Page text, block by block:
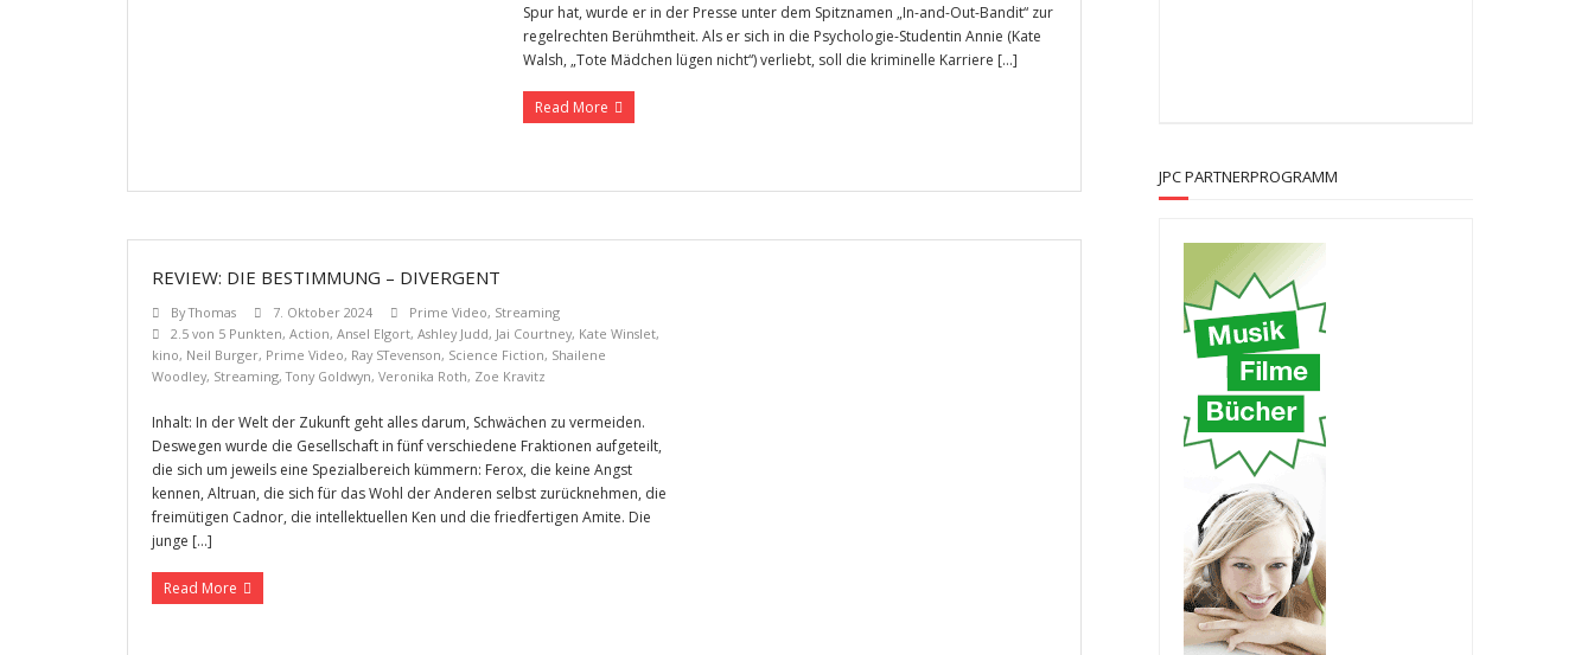
Spur hat, wurde er in der Presse unter dem Spitznamen „In-and-Out-Bandit“ zur
regelrechten Berühmtheit. Als er sich in die Psychologie-Studentin Annie (Kate
Walsh, „Tote Mädchen lügen nicht“) verliebt, soll die kriminelle Karriere […]
Read More
REVIEW: DIE BESTIMMUNG – DIVERGENT
ByThomas 7. Oktober 2024 Prime Video, Streaming
2.5 von 5 Punkten, Action, Ansel Elgort, Ashley Judd, Jai Courtney, Kate Winslet,
kino, Neil Burger, Prime Video, Ray STevenson, Science Fiction, Shailene
Woodley, Streaming,Tony Goldwyn, Veronika Roth, Zoe Kravitz
Inhalt: In der Welt der Zukunft geht alles darum, Schwächen zu vermeiden.
Deswegen wurde die Gesellschaft in fünf verschiedene Fraktionen aufgeteilt,
die sich um jeweils eine Spezialbereich kümmern: Ferox, die keine Angst
kennen, Altruan, die sich für das Wohl der Anderen selbst zurücknehmen, die
freimütigen Cadnor, die intellektuellen Ken und die friedfertigen Amite. Die
junge […]
Read More
JPC PARTNERPROGRAMM